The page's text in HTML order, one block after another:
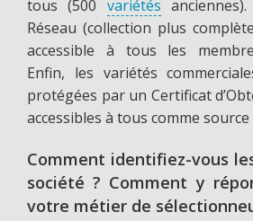
tous (500 variétés
Réseau (collection plus
accessible à tous les
Enfin, les variétés
protégées par un Certificat
accessibles à tous comme
Comment identifiez-vous
société ? Comment y
votre métier de